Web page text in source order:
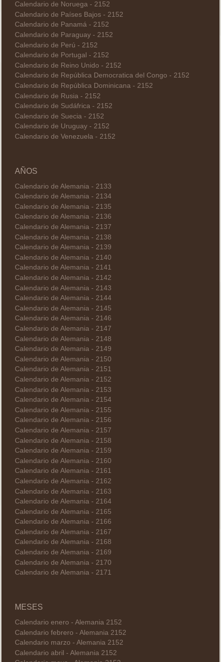
Calendario de Noruega - 2152
Calendario de Países Bajos - 2152
Calendario de Panamá - 2152
Calendario de Paraguay - 2152
Calendario de Perú - 2152
Calendario de Portugal - 2152
Calendario de Reino Unido - 2152
Calendario de República Democratica del Congo - 2152
Calendario de República Dominicana - 2152
Calendario de Rusia - 2152
Calendario de Sudáfrica - 2152
Calendario de Suecia - 2152
Calendario de Uruguay - 2152
Calendario de Venezuela - 2152
AÑOS
Calendario de Alemania - 2133
Calendario de Alemania - 2134
Calendario de Alemania - 2135
Calendario de Alemania - 2136
Calendario de Alemania - 2137
Calendario de Alemania - 2138
Calendario de Alemania - 2139
Calendario de Alemania - 2140
Calendario de Alemania - 2141
Calendario de Alemania - 2142
Calendario de Alemania - 2143
Calendario de Alemania - 2144
Calendario de Alemania - 2145
Calendario de Alemania - 2146
Calendario de Alemania - 2147
Calendario de Alemania - 2148
Calendario de Alemania - 2149
Calendario de Alemania - 2150
Calendario de Alemania - 2151
Calendario de Alemania - 2152
Calendario de Alemania - 2153
Calendario de Alemania - 2154
Calendario de Alemania - 2155
Calendario de Alemania - 2156
Calendario de Alemania - 2157
Calendario de Alemania - 2158
Calendario de Alemania - 2159
Calendario de Alemania - 2160
Calendario de Alemania - 2161
Calendario de Alemania - 2162
Calendario de Alemania - 2163
Calendario de Alemania - 2164
Calendario de Alemania - 2165
Calendario de Alemania - 2166
Calendario de Alemania - 2167
Calendario de Alemania - 2168
Calendario de Alemania - 2169
Calendario de Alemania - 2170
Calendario de Alemania - 2171
MESES
Calendario enero - Alemania 2152
Calendario febrero - Alemania 2152
Calendario marzo - Alemania 2152
Calendario abril - Alemania 2152